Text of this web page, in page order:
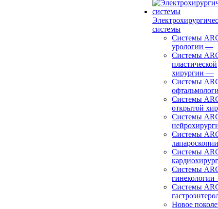
системы
Системы
урологии —
Системы
пластической
хирургии —
Системы
Системы
открытой
Системы
Системы
лапароскопии
Системы
Системы
гинекологии
Системы
Новое